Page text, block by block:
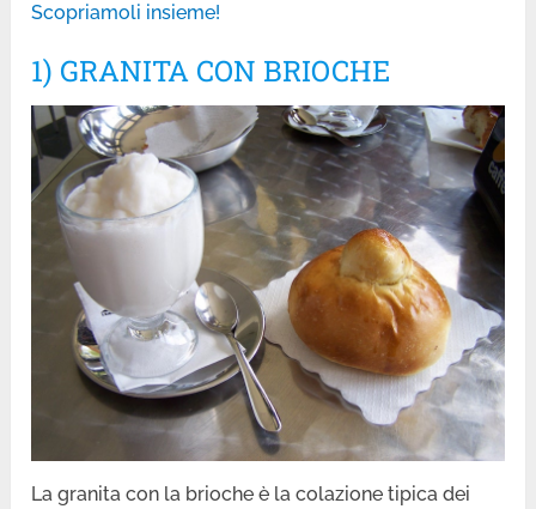
Scopriamoli insieme!
1) GRANITA CON BRIOCHE
La granita con la brioche è la colazione tipica dei